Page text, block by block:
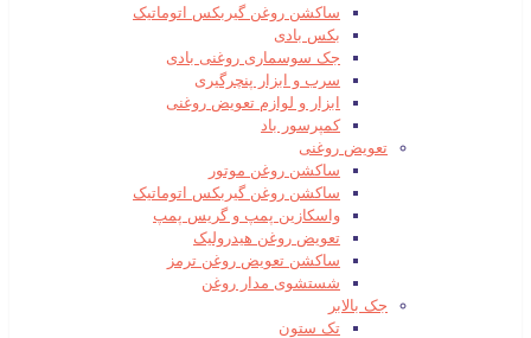
ساکشن روغن گیربکس اتوماتیک
بکس بادی
جک سوسماری روغنی بادی
سرب و ابزار پنچرگیری
ابزار و لوازم تعویض روغنی
کمپرسور باد
تعویض روغنی
ساکشن روغن موتور
ساکشن روغن گیربکس اتوماتیک
واسکازین پمپ و گریس پمپ
تعویض روغن هیدرولیک
ساکشن تعویض روغن ترمز
شستشوی مدار روغن
جک بالابر
تک ستون